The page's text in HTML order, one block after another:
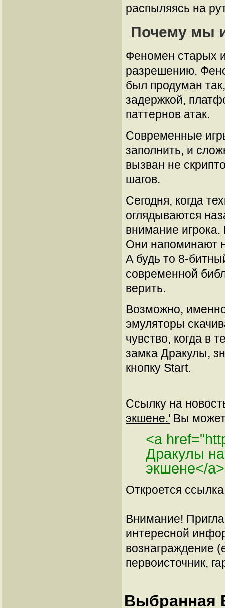
распыляясь на
Почему мы
Феномен старых
разрешению.
был продуман
задержкой,
паттернов атак.
Современные
заполнить, и
вызван не
шагов.
Сегодня, когда
оглядываются
внимание
Они напоминают
А будь то 8-
современной
верить.
Возможно,
эмуляторы
чувство, когда в
замка Дракулы,
кнопку Start.
Ссылку на
экшене.' Вы
<a
Дракулы
экшене</a>
Откроется
Внимание!
интересной
вознаграждение
первоисточник,
Выбранная